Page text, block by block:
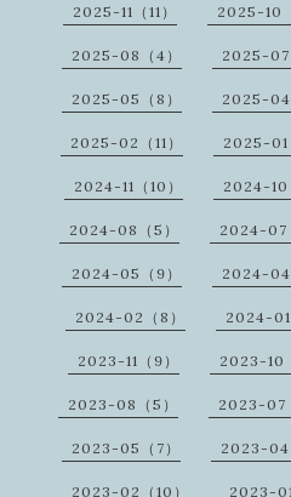
2025-11（11） 2025-10
2025-08（4） 2025-07
2025-05（8） 2025-04
2025-02（11） 2025-01
2024-11（10） 2024-10
2024-08（5） 2024-07
2024-05（9） 2024-04
2024-02（8） 2024-01
2023-11（9） 2023-10
2023-08（5） 2023-07
2023-05（7） 2023-04
2023-02（10） 2023-01